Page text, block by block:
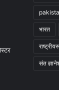
भारत
संत